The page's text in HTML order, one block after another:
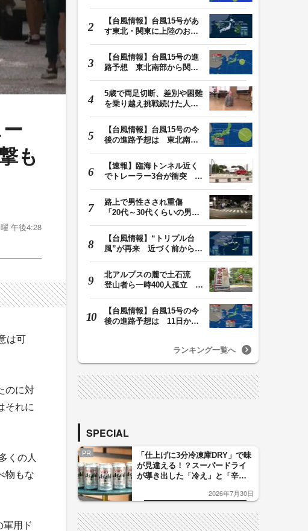
も
午後4:28
は可
のに対
それに
くの人
物もな
軍用ド
【台風情報】台風15号があ
す東北・関東に上陸のおそ
【台風情報】台風15号の進
路予想 東北南部から関東
5歳で両足切断、差別や困難
を乗り越え挑戦続けた人
【台風情報】台風15号の今
後の進路予想は 東北南部
【速報】臨海トンネル近く
でトレーラー3台が衝突 1
路上で男性さされ重傷
「20代～30代くらいの男」
【台風情報】“トリプル台
風”が再来 近づく前から進
北アルプスの麓で土石流
登山者ら一時400人孤立 仮
【台風情報】台風15号の今
後の進路予想は 11日から
ランキング一覧へ
SPECIAL
PR
「仕上げに3分冷凍庫DRY」で味
が見違える！？スーパードライ
が導き出した「冷え」と「辛
した「辛口カーブ」が飲み頃の
2026年7月30日